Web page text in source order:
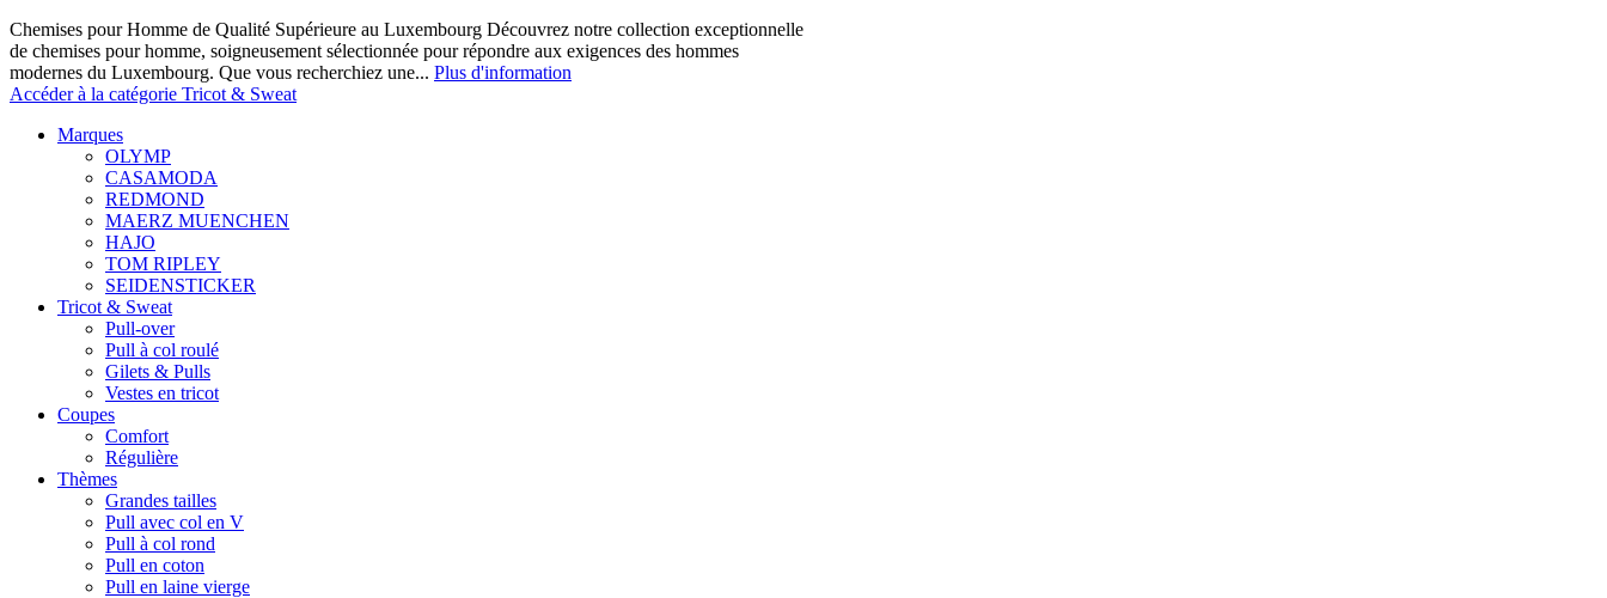
Chemises pour Homme de Qualité Supérieure au Luxembourg Découvrez notre collection exceptionnelle
de chemises pour homme, soigneusement sélectionnée pour répondre aux exigences des hommes
modernes du Luxembourg. Que vous recherchiez une... Plus d'information
Accéder à la catégorie Tricot & Sweat
Marques
OLYMP
CASAMODA
REDMOND
MAERZ MUENCHEN
HAJO
TOM RIPLEY
SEIDENSTICKER
Tricot & Sweat
Pull-over
Pull à col roulé
Gilets & Pulls
Vestes en tricot
Coupes
Comfort
Régulière
Thèmes
Grandes tailles
Pull avec col en V
Pull à col rond
Pull en coton
Pull en laine vierge